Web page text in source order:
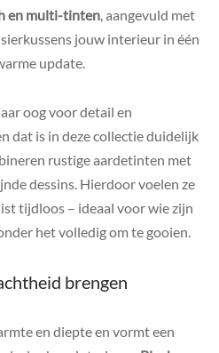
en multi-tinten, aangevuld met
sierkussens jouw interieur in één
update.
oog voor detail en
dat is in deze collectie duidelijk
rustige aardetinten met
dessins. Hierdoor voelen ze
tijdloos – ideaal voor wie zijn
het volledig om te gooien.
brengen
en diepte en vormt een